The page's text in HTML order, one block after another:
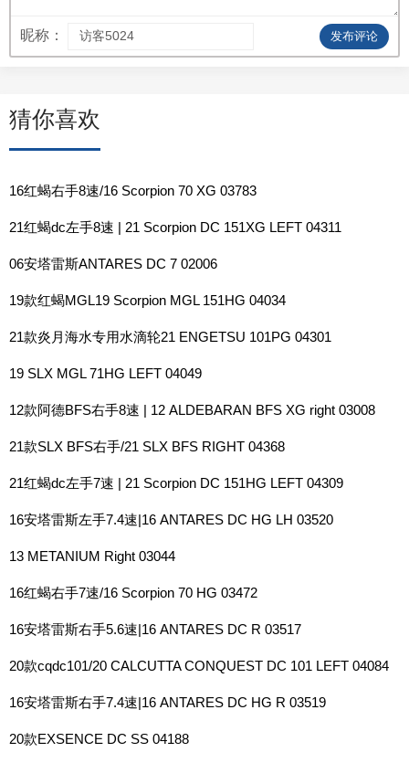
昵称： 发布评论
猜你喜欢
16红蝎右手8速/16 Scorpion 70 XG 03783
21红蝎dc左手8速 | 21 Scorpion DC 151XG LEFT 04311
06安塔雷斯ANTARES DC 7 02006
19款红蝎MGL19 Scorpion MGL 151HG 04034
21款炎月海水专用水滴轮21 ENGETSU 101PG 04301
19 SLX MGL 71HG LEFT 04049
12款阿德BFS右手8速 | 12 ALDEBARAN BFS XG right 03008
21款SLX BFS右手/21 SLX BFS RIGHT 04368
21红蝎dc左手7速 | 21 Scorpion DC 151HG LEFT 04309
16安塔雷斯左手7.4速|16 ANTARES DC HG LH 03520
13 METANIUM Right 03044
16红蝎右手7速/16 Scorpion 70 HG 03472
16安塔雷斯右手5.6速|16 ANTARES DC R 03517
20款cqdc101/20 CALCUTTA CONQUEST DC 101 LEFT 04084
16安塔雷斯右手7.4速|16 ANTARES DC HG R 03519
20款EXSENCE DC SS 04188